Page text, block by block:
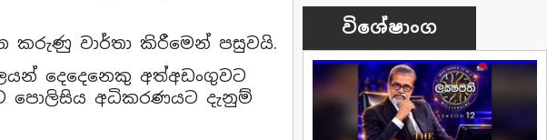
කරුණු වාර්තා කිරීමෙන් පසුවයි.
දෙදෙනෙකු අත්අඩංගුවට
පොලිසිය අධිකරණයට දැනුම්
විශේෂාංග